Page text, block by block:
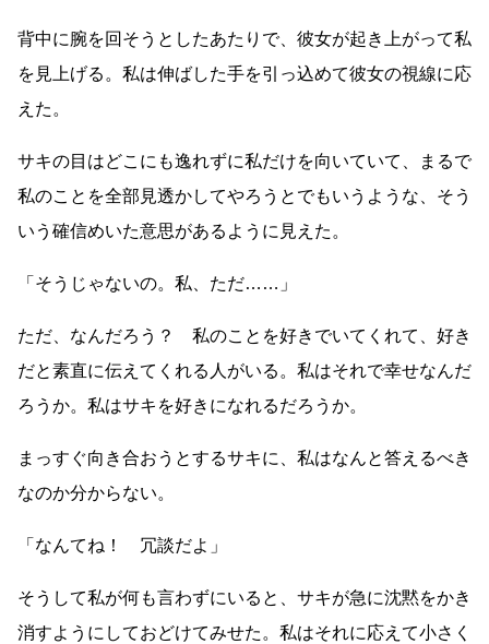
背中に腕を回そうとしたあたりで、彼女が起き上がって私
を見上げる。私は伸ばした手を引っ込めて彼女の視線に応
えた。
サキの目はどこにも逸れずに私だけを向いていて、まるで
私のことを全部見透かしてやろうとでもいうような、そう
いう確信めいた意思があるように見えた。
「そうじゃないの。私、ただ…… 」
ただ、なんだろう？ 私のことを好きでいてくれて、好き
だと素直に伝えてくれる人がいる。私はそれで幸せなんだ
ろうか。私はサキを好きになれるだろうか。
まっすぐ向き合おうとするサキに、私はなんと答えるべき
なのか分からない。
「なんてね！ 冗談だよ」
そうして私が何も言わずにいると、サキが急に沈黙をかき
消すようにしておどけてみせた。私はそれに応えて小さく